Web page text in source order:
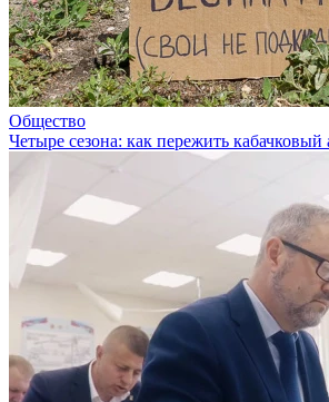
Общество
Четыре сезона: как пережить кабачковый